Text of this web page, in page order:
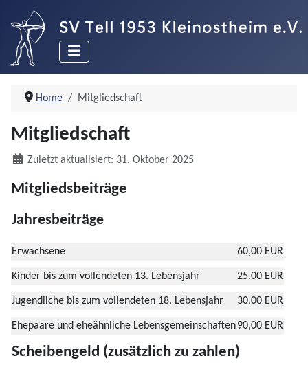
Home Mitgliedschaft
Mitgliedschaft
DetailsZuletzt aktualisiert: 31. Oktober 2025
Mitgliedsbeiträge
Jahresbeiträge
Erwachsene 60,00 EUR
Kinder bis zum vollendeten 13. Lebensjahr 25,00 EUR
Jugendliche bis zum vollendeten 18. Lebensjahr 30,00 EUR
Ehepaare und eheähnliche Lebensgemeinschaften90,00 EUR
Scheibengeld (zusätzlich zu zahlen)